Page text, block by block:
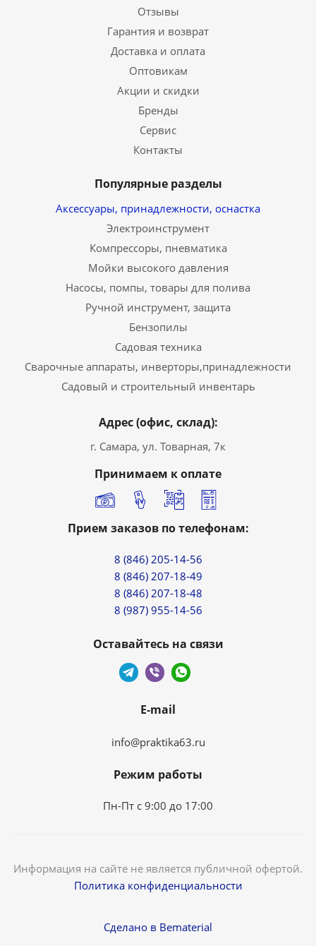
Отзывы
Гарантия и возврат
Доставка и оплата
Оптовикам
Акции и скидки
Бренды
Сервис
Контакты
Популярные разделы
Аксессуары, принадлежности, оснастка
Электроинструмент
Компрессоры, пневматика
Мойки высокого давления
Насосы, помпы, товары для полива
Ручной инструмент, защита
Бензопилы
Садовая техника
Сварочные аппараты, инверторы,принадлежности
Садовый и строительный инвентарь
Адрес (офис, склад):
г. Самара, ул. Товарная, 7к
Принимаем к оплате
Прием заказов по телефонам:
8 (846) 205-14-56
8 (846) 207-18-49
8 (846) 207-18-48
8 (987) 955-14-56
Оставайтесь на связи
E-mail
info@praktika63.ru
Режим работы
Пн-Пт с 9:00 до 17:00
Информация на сайте не является публичной офертой.
Политика конфиденциальности
Сделано в Bematerial